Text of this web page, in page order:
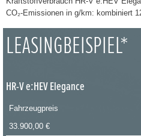
CO₂-Emissionen in g/km: kombiniert
LEASINGBEISPIEL*
HR-V e:HEV Elegance
Fahrzeugpreis
33.900,00 €